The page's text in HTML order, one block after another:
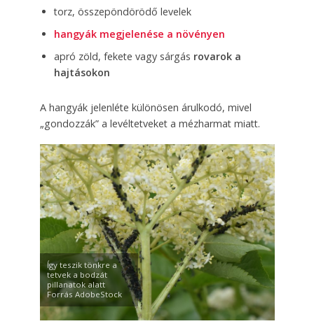
torz, összepöndörödő levelek
hangyák megjelenése a növényen
apró zöld, fekete vagy sárgás rovarok a
hajtásokon
A hangyák jelenléte különösen árulkodó, mivel
„gondozzák” a levéltetveket a mézharmat miatt.
Így teszik tönkre a
tetvek a bodzát
pillanatok alatt
Forrás AdobeStock